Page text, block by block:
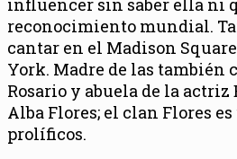
reconocimiento mundial.
cantar en el Madison
York. Madre de las también
Rosario y abuela de la
Alba Flores; el clan Flores
prolíficos.